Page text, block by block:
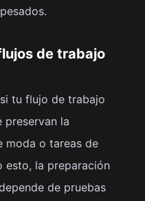
de trabajo
tu flujo de trabajo
preservan la
moda o tareas de
esto, la preparación
de pruebas